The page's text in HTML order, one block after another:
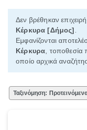
Δεν βρέθηκαν
Κέρκυρα [Δήμος]
Εμφανίζονται
Κέρκυρα , τοποθεσία
οποίο αρχικά
Ταξινόμηση: